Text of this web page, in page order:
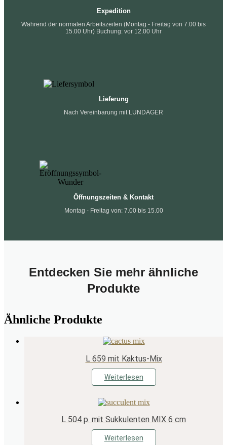
Expedition
Während der normalen Arbeitszeiten (Montag - Freitag von 7.00 bis
15.00 Uhr) Buchung: vor 12.00 Uhr
Lieferung
Nach Vereinbarung mit LUNDAGER
Öffnungszeiten & Kontakt
Montag - Freitag von: 7.00 bis 15.00
Entdecken Sie mehr ähnliche
Produkte
Ähnliche Produkte
L 659 mit Kaktus-Mix
Weiterlesen
L 504 p. mit Sukkulenten MIX 6 cm
Weiterlesen